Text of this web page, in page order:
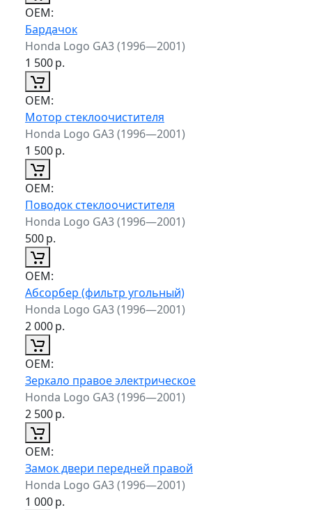
ОЕМ:
Бардачок
Honda Logo GA3 (1996—2001)
1 500р.
ОЕМ:
Мотор стеклоочистителя
Honda Logo GA3 (1996—2001)
1 500р.
ОЕМ:
Поводок стеклоочистителя
Honda Logo GA3 (1996—2001)
500р.
ОЕМ:
Абсорбер (фильтр угольный)
Honda Logo GA3 (1996—2001)
2 000р.
ОЕМ:
Зеркало правое электрическое
Honda Logo GA3 (1996—2001)
2 500р.
ОЕМ:
Замок двери передней правой
Honda Logo GA3 (1996—2001)
1 000р.